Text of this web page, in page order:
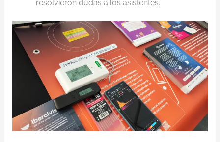
resolvieron dudas a los asistentes.